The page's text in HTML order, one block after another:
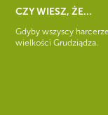
CZY WIESZ, ŻE...
Gdyby wszyscy
wielkości Grudziądza.